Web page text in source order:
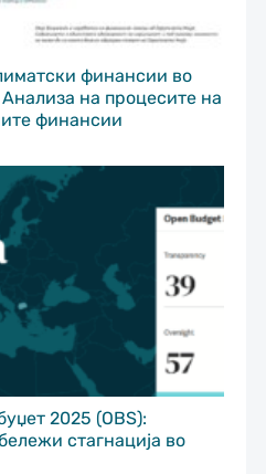
финансии во
на процесите на
финансии
2025 (OBS):
стагнација во